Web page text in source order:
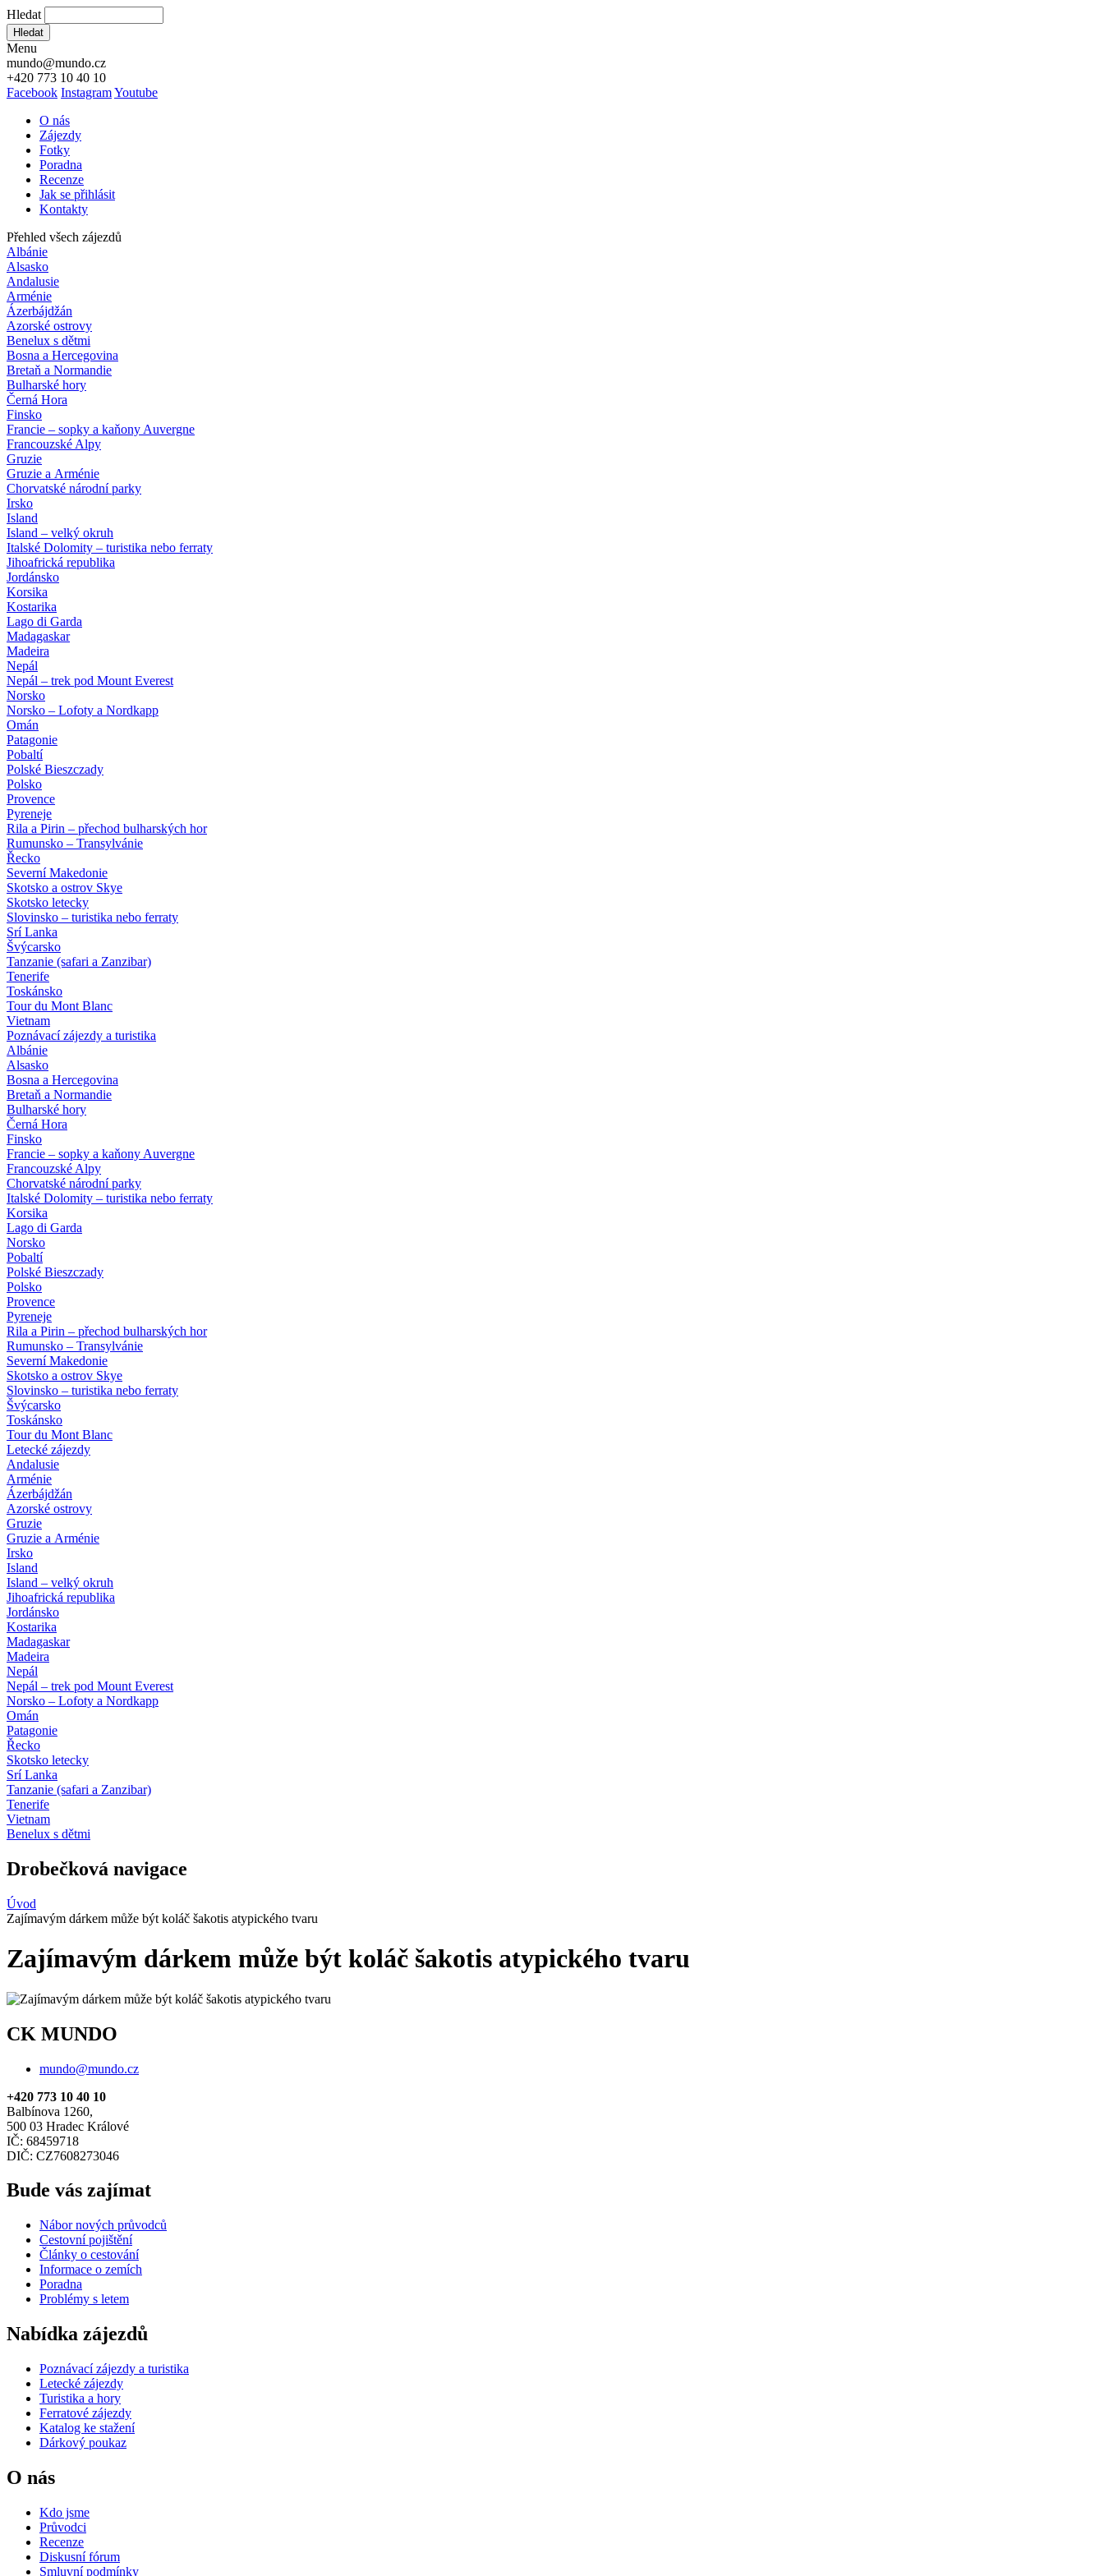
Hledat
Hledat
Menu
mundo@mundo.cz
+420 773 10 40 10
Facebook InstagramYoutube
O nás
Zájezdy
Fotky
Poradna
Recenze
Jak se přihlásit
Kontakty
Přehled všech zájezdů
Albánie
Alsasko
Andalusie
Arménie
Ázerbájdžán
Azorské ostrovy
Benelux s dětmi
Bosna a Hercegovina
Bretaň a Normandie
Bulharské hory
Černá Hora
Finsko
Francie – sopky a kaňony Auvergne
Francouzské Alpy
Gruzie
Gruzie a Arménie
Chorvatské národní parky
Irsko
Island
Island – velký okruh
Italské Dolomity – turistika nebo ferraty
Jihoafrická republika
Jordánsko
Korsika
Kostarika
Lago di Garda
Madagaskar
Madeira
Nepál
Nepál – trek pod Mount Everest
Norsko
Norsko – Lofoty a Nordkapp
Omán
Patagonie
Pobaltí
Polské Bieszczady
Polsko
Provence
Pyreneje
Rila a Pirin – přechod bulharských hor
Rumunsko – Transylvánie
Řecko
Severní Makedonie
Skotsko a ostrov Skye
Skotsko letecky
Slovinsko – turistika nebo ferraty
Srí Lanka
Švýcarsko
Tanzanie (safari a Zanzibar)
Tenerife
Toskánsko
Tour du Mont Blanc
Vietnam
Poznávací zájezdy a turistika
Albánie
Alsasko
Bosna a Hercegovina
Bretaň a Normandie
Bulharské hory
Černá Hora
Finsko
Francie – sopky a kaňony Auvergne
Francouzské Alpy
Chorvatské národní parky
Italské Dolomity – turistika nebo ferraty
Korsika
Lago di Garda
Norsko
Pobaltí
Polské Bieszczady
Polsko
Provence
Pyreneje
Rila a Pirin – přechod bulharských hor
Rumunsko – Transylvánie
Severní Makedonie
Skotsko a ostrov Skye
Slovinsko – turistika nebo ferraty
Švýcarsko
Toskánsko
Tour du Mont Blanc
Letecké zájezdy
Andalusie
Arménie
Ázerbájdžán
Azorské ostrovy
Gruzie
Gruzie a Arménie
Irsko
Island
Island – velký okruh
Jihoafrická republika
Jordánsko
Kostarika
Madagaskar
Madeira
Nepál
Nepál – trek pod Mount Everest
Norsko – Lofoty a Nordkapp
Omán
Patagonie
Řecko
Skotsko letecky
Srí Lanka
Tanzanie (safari a Zanzibar)
Tenerife
Vietnam
Benelux s dětmi
Drobečková navigace
Úvod
Zajímavým dárkem může být koláč šakotis atypického tvaru
Zajímavým dárkem může být koláč šakotis atypického tvaru
CK MUNDO
mundo@mundo.cz
+420 773 10 40 10
Balbínova 1260,
500 03 Hradec Králové
IČ: 68459718
DIČ: CZ7608273046
Bude vás zajímat
Nábor nových průvodců
Cestovní pojištění
Články o cestování
Informace o zemích
Poradna
Problémy s letem
Nabídka zájezdů
Poznávací zájezdy a turistika
Letecké zájezdy
Turistika a hory
Ferratové zájezdy
Katalog ke stažení
Dárkový poukaz
O nás
Kdo jsme
Průvodci
Recenze
Diskusní fórum
Smluvní podmínky